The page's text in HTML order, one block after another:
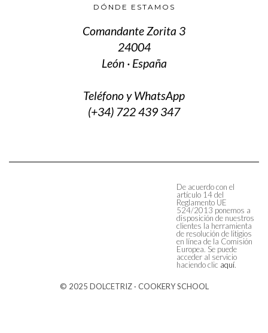
DÓNDE ESTAMOS
Comandante Zorita 3
24004
León · España
Teléfono y WhatsApp
(+34) 722 439 347
De acuerdo con el
artículo 14 del
Reglamento UE
524/2013 ponemos a
disposición de nuestros
clientes la herramienta
de resolución de litigios
en línea de la Comisión
Europea. Se puede
acceder al servicio
haciendo clic aquí.
© 2025 DOLCETRIZ · COOKERY SCHOOL